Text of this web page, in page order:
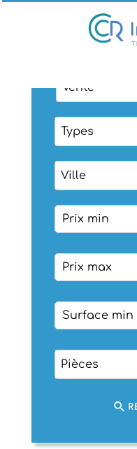
Vente
Types
Ville
Pièces